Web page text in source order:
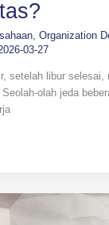
, Organization
03-27
setelah libur selesai,
olah jeda